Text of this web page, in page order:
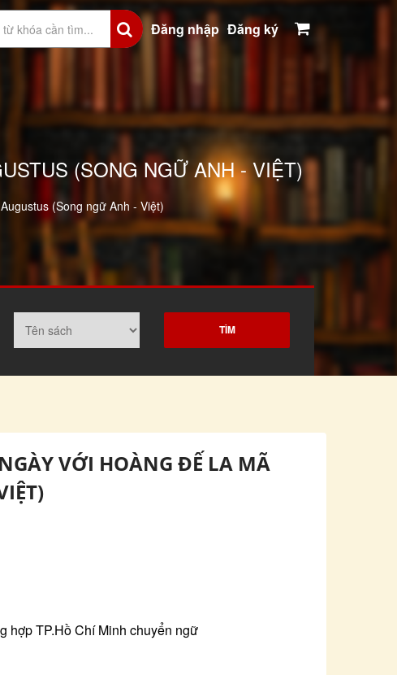
Đăng nhập Đăng ký
(SONG NGỮ ANH - VIỆT)
(Song ngữ Anh - Việt)
VỚI HOÀNG ĐẾ LA MÃ
hợp TP.Hồ Chí Minh chuyển ngữ